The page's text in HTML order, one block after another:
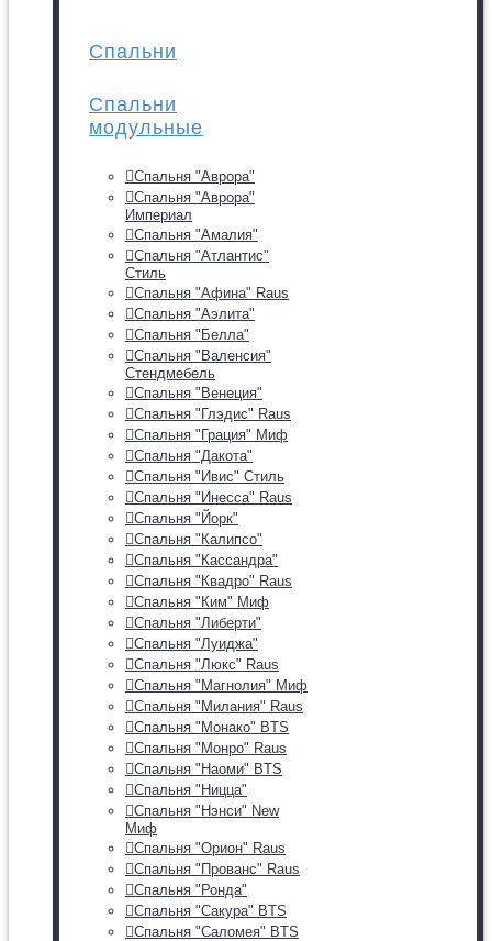
Спальни
Спальни
модульные
Спальня "Аврора"
Спальня "Аврора"
Империал
Спальня "Амалия"
Спальня "Атлантис"
Стиль
Спальня "Афина" Raus
Спальня "Аэлита"
Спальня "Белла"
Спальня "Валенсия"
Стендмебель
Спальня "Венеция"
Спальня "Глэдис" Raus
Спальня "Грация" Миф
Спальня "Дакота"
Спальня "Ивис" Стиль
Спальня "Инесса" Raus
Спальня "Йорк"
Спальня "Калипсо"
Спальня "Кассандра"
Спальня "Квадро" Raus
Спальня "Ким" Миф
Спальня "Либерти"
Спальня "Луиджа"
Спальня "Люкс" Raus
Спальня "Магнолия" Миф
Спальня "Милания" Raus
Спальня "Монако" BTS
Спальня "Монро" Raus
Спальня "Наоми" BTS
Спальня "Ницца"
Спальня "Нэнси" New
Миф
Спальня "Орион" Raus
Спальня "Прованс" Raus
Спальня "Ронда"
Спальня "Сакура" BTS
Спальня "Саломея" BTS